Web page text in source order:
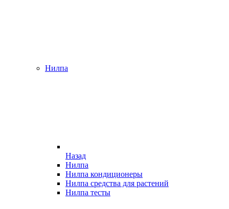
Нилпа
Назад
Нилпа
Нилпа кондиционеры
Нилпа средства для растений
Нилпа тесты